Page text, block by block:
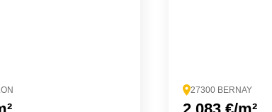
27300 BERNAY